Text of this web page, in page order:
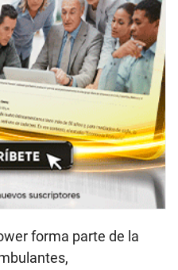
forma parte de la